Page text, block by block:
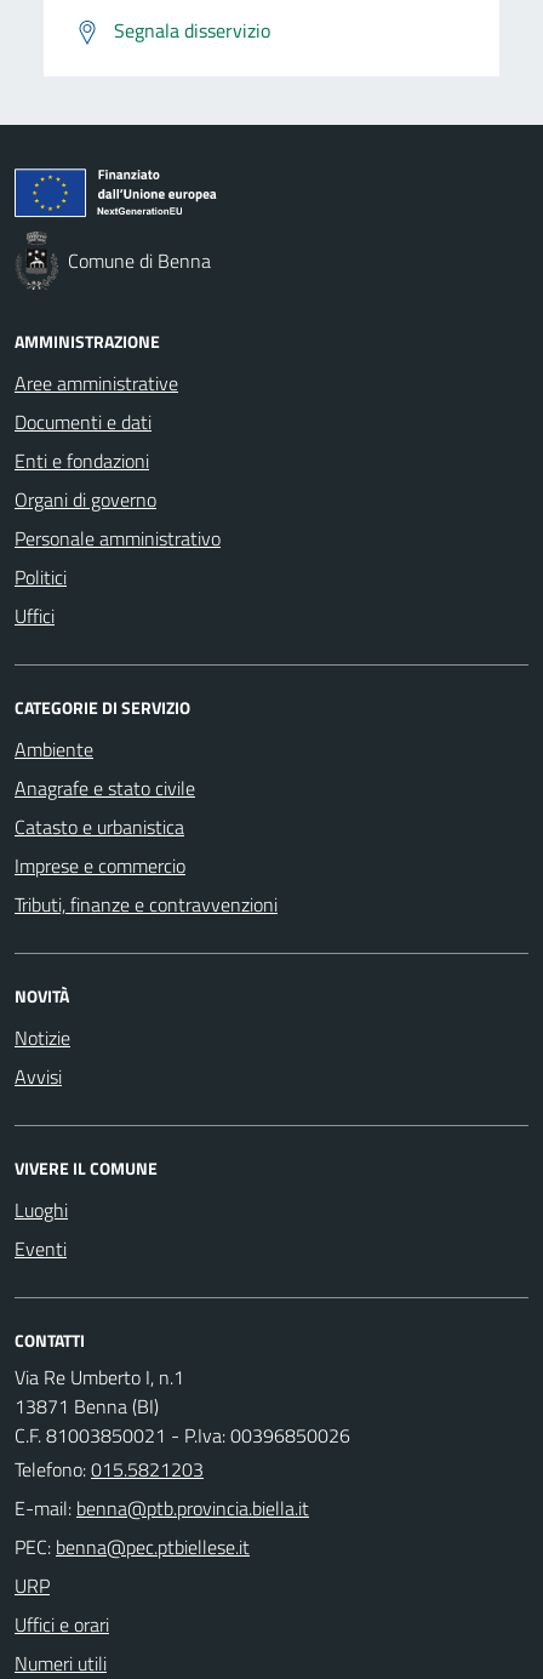
Segnala disservizio
Comune di Benna
AMMINISTRAZIONE
Aree amministrative
Documenti e dati
Enti e fondazioni
Organi di governo
Personale amministrativo
Politici
Uffici
CATEGORIE DI SERVIZIO
Ambiente
Anagrafe e stato civile
Catasto e urbanistica
Imprese e commercio
Tributi, finanze e contravvenzioni
NOVITÀ
Notizie
Avvisi
VIVERE IL COMUNE
Luoghi
Eventi
CONTATTI
Via Re Umberto I, n.1
13871 Benna (BI)
C.F. 81003850021 - P.Iva: 00396850026
Telefono:015.5821203
E-mail:
PEC:
URP
Uffici e orari
Numeri utili